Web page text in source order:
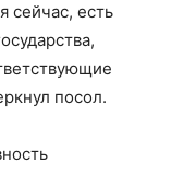
сейчас, есть
посол.